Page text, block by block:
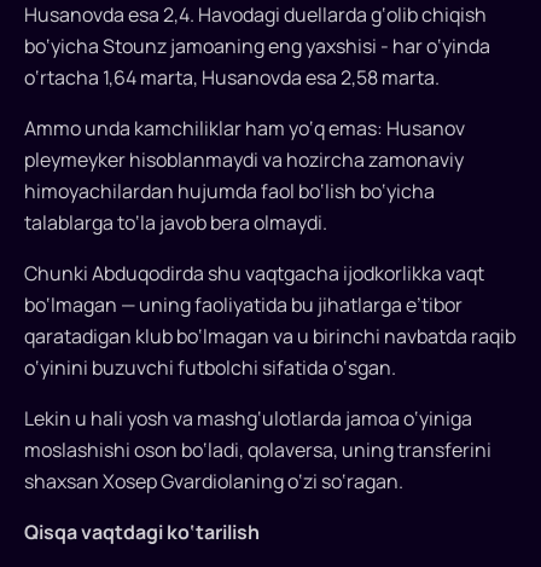
Husanovda esa 2,4. Havodagi duellarda g‘olib chiqish
bo‘yicha Stounz jamoaning eng yaxshisi - har o‘yinda
o‘rtacha 1,64 marta, Husanovda esa 2,58 marta.
Ammo unda kamchiliklar ham yo‘q emas: Husanov
pleymeyker hisoblanmaydi va hozircha zamonaviy
himoyachilardan hujumda faol bo‘lish bo‘yicha
talablarga to‘la javob bera olmaydi.
Chunki Abduqodirda shu vaqtgacha ijodkorlikka vaqt
bo‘lmagan — uning faoliyatida bu jihatlarga e’tibor
qaratadigan klub bo‘lmagan va u birinchi navbatda raqib
o‘yinini buzuvchi futbolchi sifatida o‘sgan.
Lekin u hali yosh va mashg‘ulotlarda jamoa o‘yiniga
moslashishi oson bo‘ladi, qolaversa, uning transferini
shaxsan Xosep Gvardiolaning o‘zi so‘ragan.
Qisqa vaqtdagi ko‘tarilish